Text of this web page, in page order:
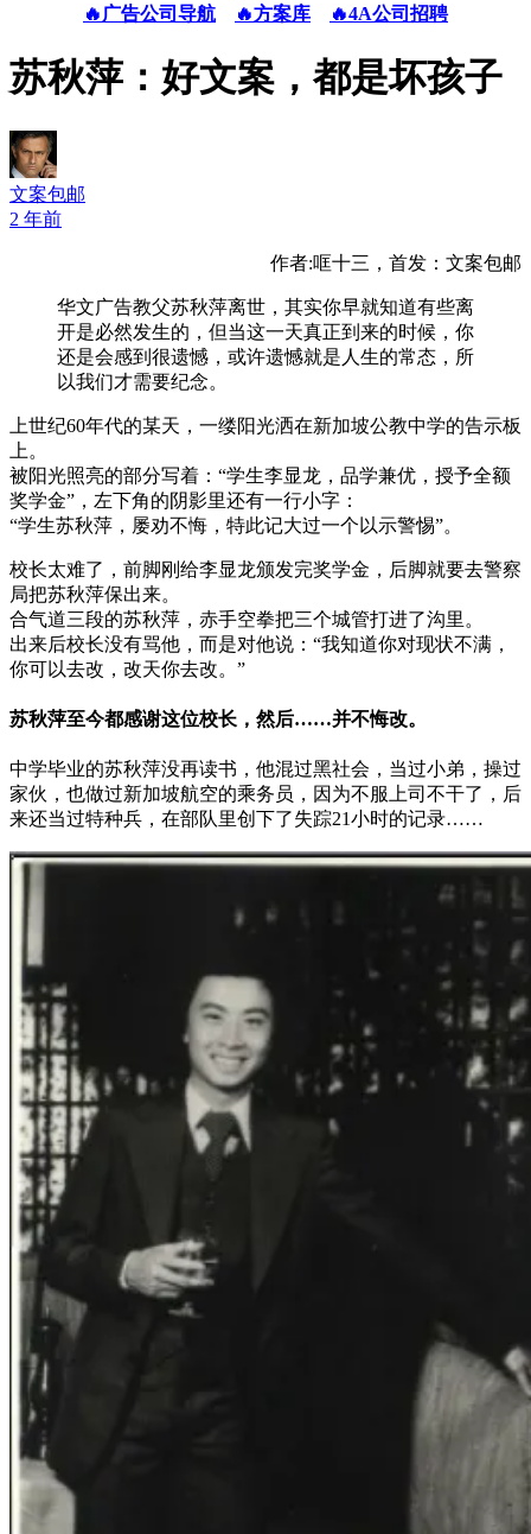
🔥广告公司导航
🔥方案库 🔥4A公司招聘
苏秋萍：好文案，都是坏孩子
文案包邮
2 年前
作者:哐十三，首发：文案包邮
华文广告教父苏秋萍离世，其实你早就知道有些离
开是必然发生的，但当这一天真正到来的时候，你
还是会感到很遗憾，或许遗憾就是人生的常态，所
以我们才需要纪念。
上世纪60年代的某天，一缕阳光洒在新加坡公教中学的告示板
上。
被阳光照亮的部分写着：“学生李显龙，品学兼优，授予全额
奖学金”，左下角的阴影里还有一行小字：
“学生苏秋萍，屡劝不悔，特此记大过一个以示警惕”。
校长太难了，前脚刚给李显龙颁发完奖学金，后脚就要去警察
局把苏秋萍保出来。
合气道三段的苏秋萍，赤手空拳把三个城管打进了沟里。
出来后校长没有骂他，而是对他说：“我知道你对现状不满，
你可以去改，改天你去改。”
苏秋萍至今都感谢这位校长，然后……并不悔改。
中学毕业的苏秋萍没再读书，他混过黑社会，当过小弟，操过
家伙，也做过新加坡航空的乘务员，因为不服上司不干了，后
来还当过特种兵，在部队里创下了失踪21小时的记录……